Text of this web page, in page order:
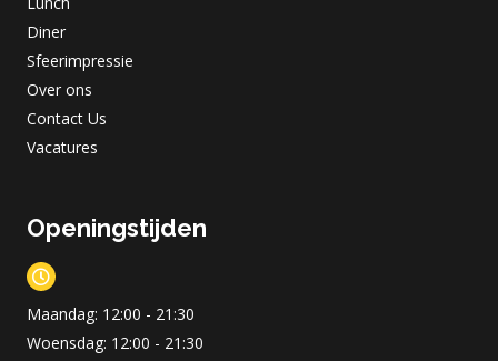
Diner
Sfeerimpressie
Over ons
Contact Us
Vacatures
Openingstijden
Maandag: 12:00 - 21:30
Woensdag: 12:00 - 21:30